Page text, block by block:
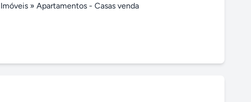
Imóveis » Apartamentos - Casas venda